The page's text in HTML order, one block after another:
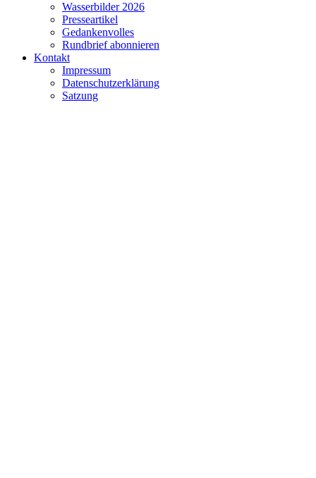
Wasserbilder 2026
Presseartikel
Gedankenvolles
Rundbrief abonnieren
Kontakt
Impressum
Datenschutzerklärung
Satzung